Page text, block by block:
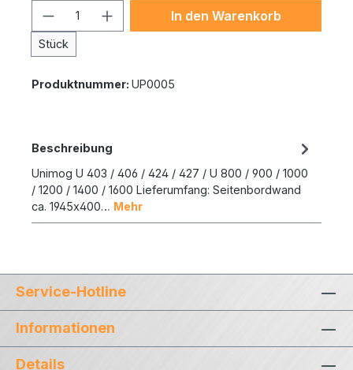
Produkt Anzahl: Gib den
Stück
In den Warenkorb
Produktnummer: UP0005
Beschreibung
Unimog U 403 / 406 / 424 / 427 / U 800 / 900 / 1000
/ 1200 / 1400 / 1600 Lieferumfang: Seitenbordwand
ca. 1945x400… Mehr
Service-Hotline
Informationen
Details